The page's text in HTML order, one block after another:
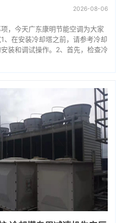
2026-08-06
，今天广东康明节能空调为大家
、在安装冷却塔之前，请参考冷却
装和调试操作。2、首先，检查冷